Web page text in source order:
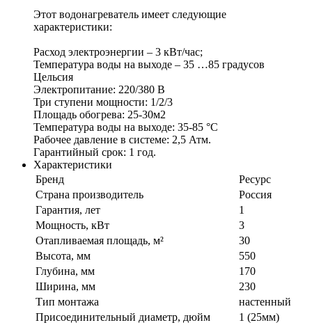
Этот водонагреватель имеет следующие
характеристики:
Расход электроэнергии – 3 кВт/час;
Температура воды на выходе – 35 …85 градусов
Цельсия
Электропитание: 220/380 В
Три ступени мощности: 1/2/3
Площадь обогрева: 25-30м2
Температура воды на выходе: 35-85 °C
Рабочее давление в системе: 2,5 Атм.
Гарантийный срок: 1 год.
Характеристики
Бренд
Ресурс
Страна производитель
Россия
Гарантия, лет
1
Мощность, кВт
3
Отапливаемая площадь, м²
30
Высота, мм
550
Глубина, мм
170
Ширина, мм
230
Тип монтажа
настенный
Присоединительный диаметр, дюйм
1 (25мм)